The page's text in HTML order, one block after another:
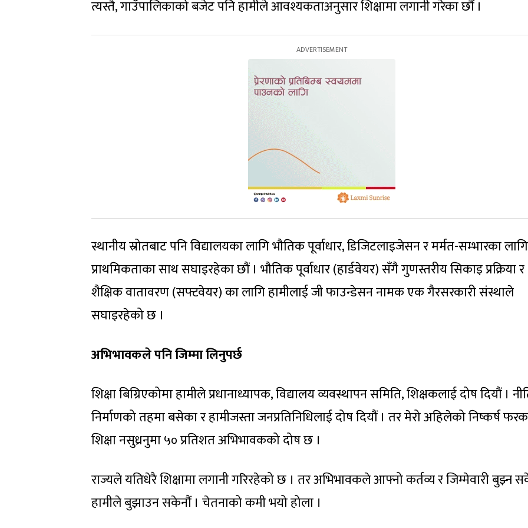
त्यस्तै, गाउँपालिकाको बजेट पनि हामीले आवश्यकताअनुसार शिक्षामा लगानी गरेका छौं ।
स्थानीय स्रोतबाट पनि विद्यालयका लागि भौतिक पूर्वाधार, डिजिटलाइजेसन र मर्मत-सम्भारका लागि
प्राथमिकताका साथ सघाइरहेका छौं । भौतिक पूर्वाधार (हार्डवेयर) सँगै गुणस्तरीय सिकाइ प्रक्रिया र
शैक्षिक वातावरण (सफ्टवेयर) का लागि हामीलाई जी फाउन्डेसन नामक एक गैरसरकारी संस्थाले
सघाइरहेको छ ।
अभिभावकलेपनिजिम्मालिनुपर्छ
शिक्षा बिग्रिएकोमा हामीले प्रधानाध्यापक, विद्यालय व्यवस्थापन समिति, शिक्षकलाई दोष दियौं ।
निर्माणको तहमा बसेका र हामीजस्ता जनप्रतिनिधिलाई दोष दियौं । तर मेरो अहिलेको निष्कर्ष
शिक्षा नसुध्रनुमा ५० प्रतिशत अभिभावकको दोष छ ।
राज्यले यतिधेरै शिक्षामा लगानी गरिरहेको छ । तर अभिभावकले आफ्नो कर्तव्य र जिम्मेवारी बुझ्न
हामीले बुझाउन सकेनौं । चेतनाको कमी भयो होला ।